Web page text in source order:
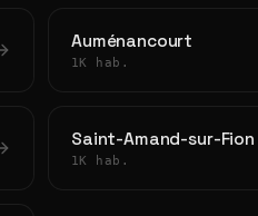
Auménancourt
1K hab.
Saint-Amand-sur-Fion
1K hab.